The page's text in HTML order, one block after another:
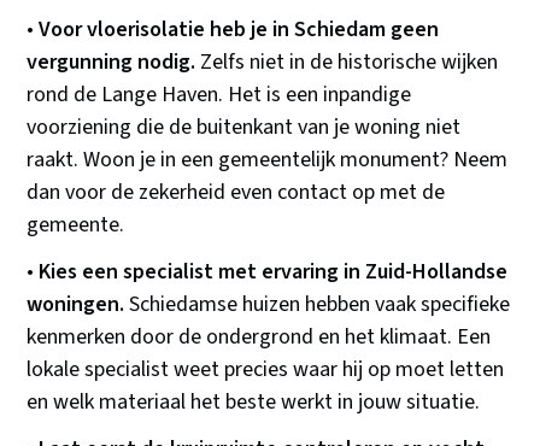
•Voor vloerisolatie heb je in Schiedam geen
vergunning nodig. Zelfs niet in de historische wijken
rond de Lange Haven. Het is een inpandige
voorziening die de buitenkant van je woning niet
raakt. Woon je in een gemeentelijk monument? Neem
dan voor de zekerheid even contact op met de
gemeente.
• Kies een specialist met ervaring in Zuid-Hollandse
woningen. Schiedamse huizen hebben vaak specifieke
kenmerken door de ondergrond en het klimaat. Een
lokale specialist weet precies waar hij op moet letten
en welk materiaal het beste werkt in jouw situatie.